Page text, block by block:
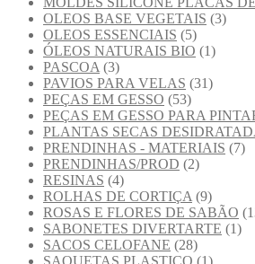
OLEOS BASE VEGETAIS (3)
OLEOS ESSENCIAIS (5)
ÓLEOS NATURAIS BIO (1)
PASCOA (3)
PAVIOS PARA VELAS (31)
PEÇAS EM GESSO (53)
PEÇAS EM GESSO PARA
PLANTAS SECAS
PRENDINHAS - MATERIAIS (7)
PRENDINHAS/PROD (2)
RESINAS (4)
ROLHAS DE CORTIÇA (9)
ROSAS E FLORES DE SABÃO
SABONETES DIVERTARTE (1)
SACOS CELOFANE (28)
SAQUETAS PLASTICO (1)